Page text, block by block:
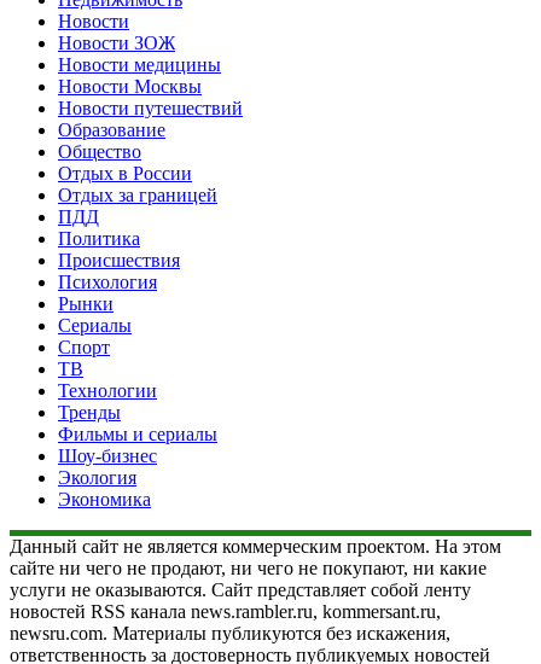
Новости
Новости ЗОЖ
Новости медицины
Новости Москвы
Новости путешествий
Образование
Общество
Отдых в России
Отдых за границей
ПДД
Политика
Происшествия
Психология
Рынки
Сериалы
Спорт
ТВ
Технологии
Тренды
Фильмы и сериалы
Шоу-бизнес
Экология
Экономика
Данный сайт не является коммерческим проектом. На этом
сайте ни чего не продают, ни чего не покупают, ни какие
услуги не оказываются. Сайт представляет собой ленту
новостей RSS канала news.rambler.ru, kommersant.ru,
newsru.com. Материалы публикуются без искажения,
ответственность за достоверность публикуемых новостей